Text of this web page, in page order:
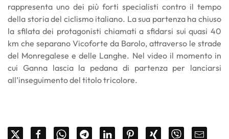
rappresenta uno dei più forti specialisti contro il tempo
della storia del ciclismo italiano. La sua partenza ha chiuso
la sfilata dei protagonisti chiamati a sfidarsi sui quasi 40
km che separano Vicoforte da Barolo, attraverso le strade
del Monregalese e delle Langhe. Nel video il momento in
cui Ganna lascia la pedana di partenza per lanciarsi
all’inseguimento del titolo tricolore.